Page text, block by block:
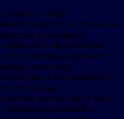
настоящая
встретиться не только на
записывают
оффлайн шоу, украшают
ну и, конечно, встречают
продаж и лицензионного
очень рады
наших героев могут
с любимыми героями и